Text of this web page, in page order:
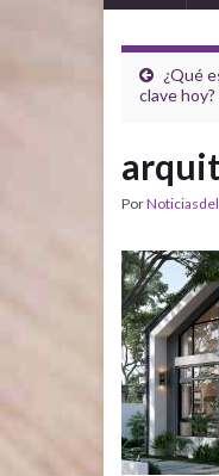
¿Qué
clave hoy?
Por